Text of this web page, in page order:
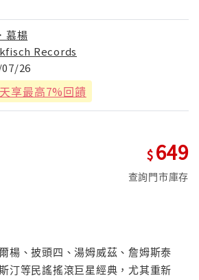
慕楊
Records
26
享最高7%回饋
649
查詢門市庫存
楊、披頭四、湯姆威茲、詹姆斯泰
汀等民謠搖滾巨星經典，尤其重新